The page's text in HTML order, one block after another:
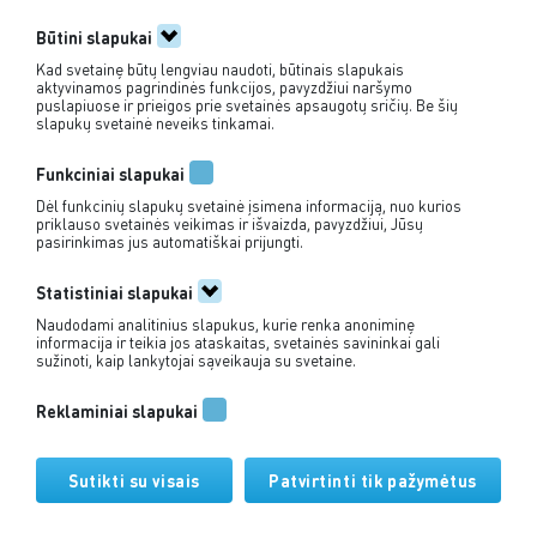
Iš Drevernos link Mirusių kopų /
Juodkrantės
Dreverna→ Juodkrantė →Mirusios kopos→Dreverna
+370 635 55 386
info@jovila.lt
Privatumo politika
Būtini slapukai
Kad svetainę būtų lengviau naudoti, būtinais slapukais
aktyvinamos pagrindinės funkcijos, pavyzdžiui naršymo
puslapiuose ir prieigos prie svetainės apsaugotų sričių. Be šių
slapukų svetainė neveiks tinkamai.
Funkciniai slapukai
Dėl funkcinių slapukų svetainė įsimena informaciją, nuo kurios
priklauso svetainės veikimas ir išvaizda, pavyzdžiui, Jūsų
pasirinkimas jus automatiškai prijungti.
Statistiniai slapukai
Naudodami analitinius slapukus, kurie renka anoniminę
informacija ir teikia jos ataskaitas, svetainės savininkai gali
sužinoti, kaip lankytojai sąveikauja su svetaine.
Reklaminiai slapukai
Sutikti su visais Patvirtinti tik pažymėtus